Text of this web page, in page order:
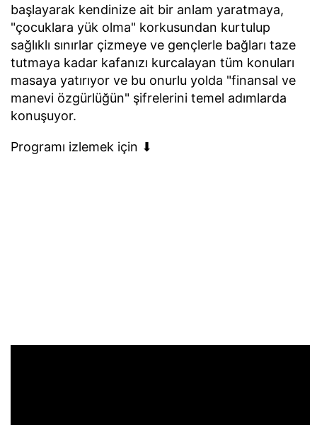
başlayarak kendinize ait bir anlam yaratmaya,
"çocuklara yük olma" korkusundan kurtulup
sağlıklı sınırlar çizmeye ve gençlerle bağları taze
tutmaya kadar kafanızı kurcalayan tüm konuları
masaya yatırıyor ve bu onurlu yolda "finansal ve
manevi özgürlüğün" şifrelerini temel adımlarda
konuşuyor.
Programı izlemek için ⬇︎